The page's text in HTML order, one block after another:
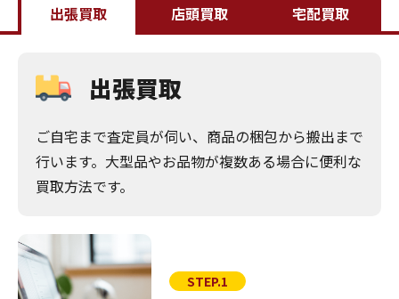
出張買取 店頭買取 宅配買取
出張買取
ご自宅まで査定員が伺い、商品の梱包から搬出まで
行います。大型品やお品物が複数ある場合に便利な
買取方法です。
STEP.1